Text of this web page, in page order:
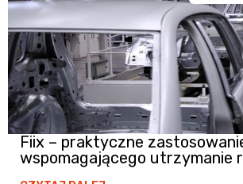
Fiix – praktyczne
wspomagającego utrzymanie